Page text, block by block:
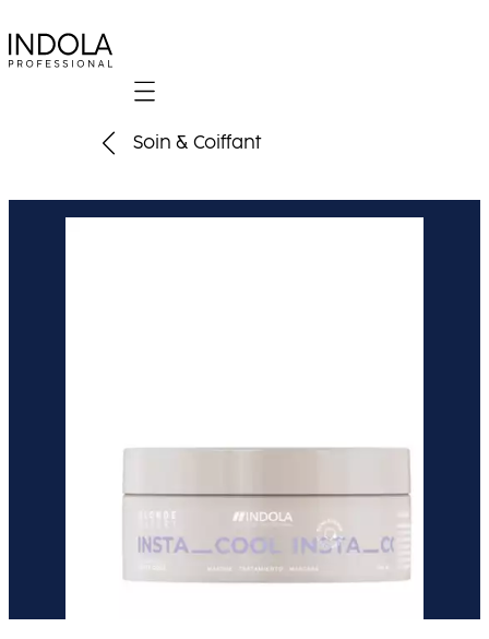
Mobile navigation
Soin & Coiffant